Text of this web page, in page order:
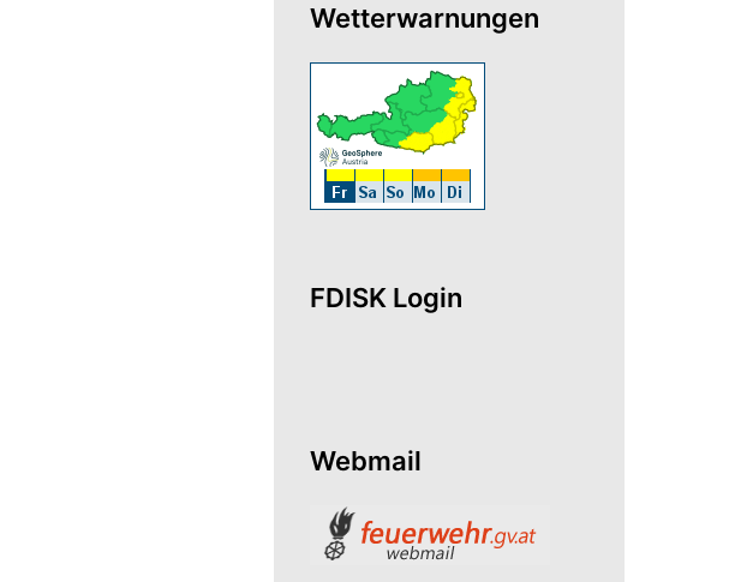
Wetterwarnungen
FDISK Login
Webmail